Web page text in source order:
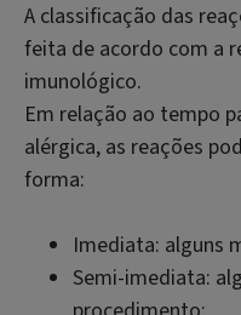
A classificação das
feita de acordo com a
imunológico.
Em relação ao tempo
alérgica, as reações
forma:
Imediata: alguns
Semi-imediata: